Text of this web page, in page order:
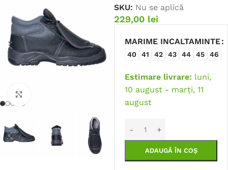
SKU: Nu se aplică
229,00 lei
MARIME INCALTAMINTE
40 41 42 43 44 45 46
Estimare livrare: luni,
10 august - marți, 11
august
ADAUGĂ ÎN COȘ